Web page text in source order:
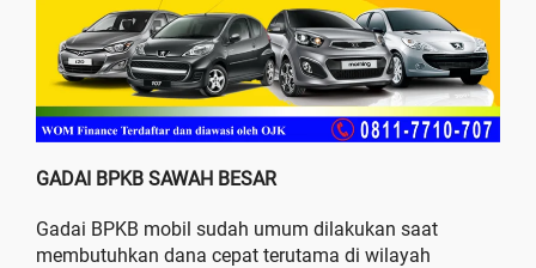
GADAI BPKB SAWAH BESAR
Gadai BPKB mobil sudah umum dilakukan saat
membutuhkan dana cepat terutama di wilayah